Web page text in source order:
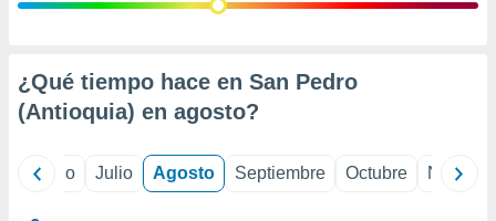
e
mediante
¿Qué tiempo hace en San Pedro
(Antioquia) en agosto?
Junio Julio Agosto Septiembre Octubre